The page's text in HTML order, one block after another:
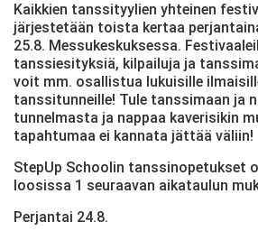
Kaikkien tanssityylien yhteinen
järjestetään toista kertaa
25.8. Messukeskuksessa.
tanssiesityksiä, kilpailuja ja
voit mm. osallistua lukuisille
tanssitunneille! Tule tanssimaan ja
tunnelmasta ja nappaa kaverisikin
tapahtumaa ei kannata jättää väliin!
StepUp Schoolin tanssinopetukset
loosissa 1 seuraavan aikataulun
Perjantai 24.8.